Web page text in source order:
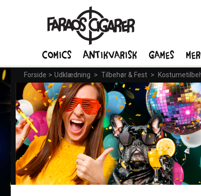
Forside > Udklædning > Tilbehør & Fest >
Comics Antikvarisk Games